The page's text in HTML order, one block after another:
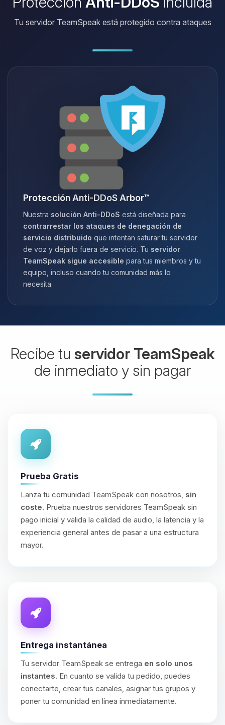
Tu servidor TeamSpeak está protegido contra ataques
Protección Anti-DDoS Arbor™
Nuestra solución Anti-DDoS está diseñada para
contrarrestar los ataques de denegación de
servicio distribuido que intentan saturar tu servidor
de voz y dejarlo fuera de servicio. Tu servidor
TeamSpeak sigue accesible para tus miembros y tu
equipo, incluso cuando tu comunidad más lo
necesita.
Recibe tu servidor TeamSpeak
de inmediato y sin pagar
Prueba Gratis
Lanza tu comunidad TeamSpeak con nosotros, sin
coste. Prueba nuestros servidores TeamSpeak sin
pago inicial y valida la calidad de audio, la latencia y la
experiencia general antes de pasar a una estructura
mayor.
Entrega instantánea
Tu servidor TeamSpeak se entrega en solo unos
instantes. En cuanto se valida tu pedido, puedes
conectarte, crear tus canales, asignar tus grupos y
poner tu comunidad en línea inmediatamente.